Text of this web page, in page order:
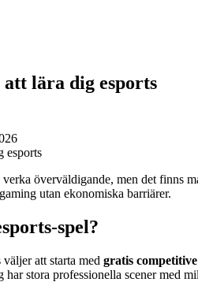
lära dig esports
överväldigande, men det finns
utan ekonomiska barriärer.
spel?
att starta med gratis
har stora professionella scener med